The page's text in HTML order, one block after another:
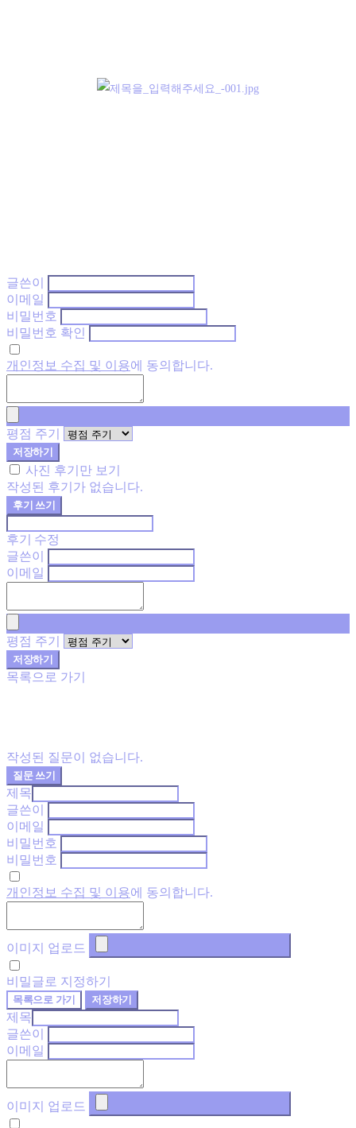
글쓴이
이메일
비밀번호
비밀번호 확인
개인정보 수집 및 이용에 동의합니다.
평점 주기
저장하기
사진 후기만 보기
작성된 후기가 없습니다.
후기 쓰기
후기 수정
글쓴이
이메일
평점 주기
저장하기
목록으로 가기
작성된 질문이 없습니다.
질문 쓰기
제목
글쓴이
이메일
비밀번호
비밀번호
개인정보 수집 및 이용에 동의합니다.
이미지 업로드
비밀글로 지정하기
목록으로 가기 저장하기
제목
글쓴이
이메일
이미지 업로드